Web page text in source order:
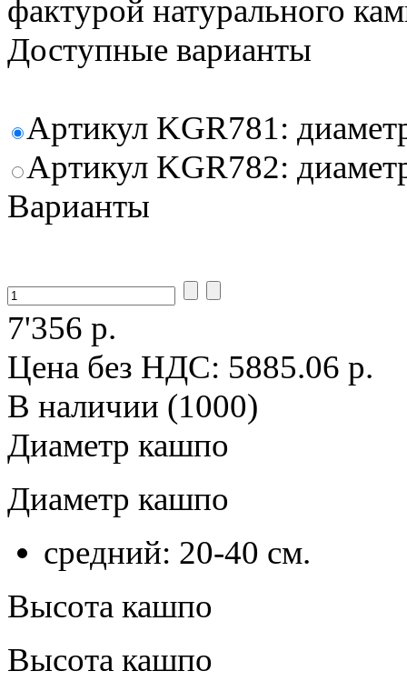
фактурой натурального
Доступные варианты
Артикул KGR781:
Артикул KGR782:
Варианты
7'356 р.
Цена без НДС: 5885.06 р.
В наличии (1000)
Диаметр кашпо
Диаметр кашпо
средний: 20-40 см.
Высота кашпо
Высота кашпо